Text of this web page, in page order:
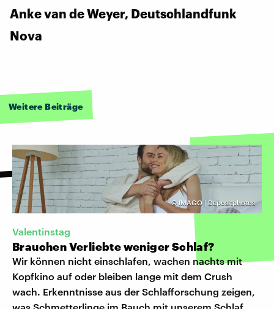
Anke van de Weyer, Deutschlandfunk
Nova
Weitere Beiträge
© IMAGO | Depositphotos
Valentinstag
Brauchen Verliebte weniger Schlaf?
Wir können nicht einschlafen, wachen nachts mit
Kopfkino auf oder bleiben lange mit dem Crush
wach. Erkenntnisse aus der Schlafforschung zeigen,